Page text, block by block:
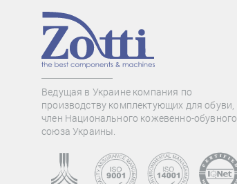
Ведущая в Украине компания по
производству комплектующих для обуви,
член Национального кожевенно-обувного
союза Украины.